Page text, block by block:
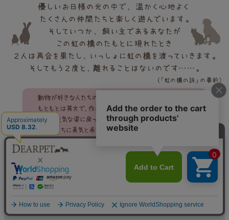
詳しくはこちらのページでご案内しています＞